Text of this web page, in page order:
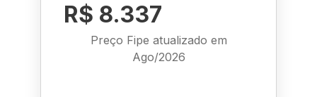
R$ 8.337
Preço Fipe atualizado em
Ago/2026